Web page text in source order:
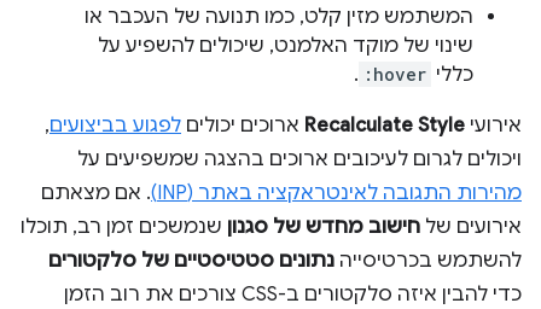
המשתמש מזין קלט, כמו תנועה של העכבר או
שינוי של מוקד האלמנט, שיכולים להשפיע על
כללי :hover
.
אירועי Recalculate Style ארוכים יכולים לפגוע בביצועים,
ויכולים לגרום לעיכובים ארוכים בהצגה שמשפיעים על
מהירות התגובה לאינטראקציה באתר (INP)
. אם מצאתם
אירועים של חישוב מחדש של סגנון שנמשכים זמן רב, תוכלו
להשתמש בכרטיסייה נתונים סטטיסטיים של סלקטורים
כדי להבין איזה סלקטורים ב-CSS צורכים את רוב הזמן